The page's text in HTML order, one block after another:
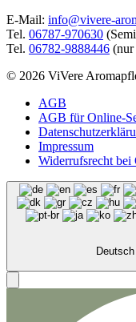
E-Mail: info@vivere-
Tel. 06787-970630
Tel. 06782-9888446 (nur
© 2026 ViVere
AGB
AGB für Online-
Impressum
Widerrufsrecht bei
Deutsch